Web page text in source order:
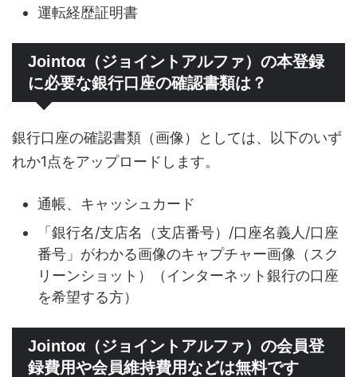
運転経歴証明書
Jointoα（ジョイントアルファ）の本登録
に必要な銀行口座の確認書類は？
銀行口座の確認書類（画像）としては、以下のいず
れか1点をアップロードします。
通帳、キャッシュカード
「銀行名/支店名（支店番号）/口座名義人/口座
番号」がわかる画像のキャプチャー画像（スク
リーンショット）（インターネット銀行の口座
を希望する方）
Jointoα（ジョイントアルファ）の会員登
録費用や会員維持費用などは無料です